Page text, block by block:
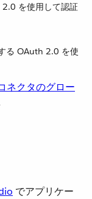
を使用して認証
る OAuth 2.0 を使
ネクタのグロー
​ でアプリケー